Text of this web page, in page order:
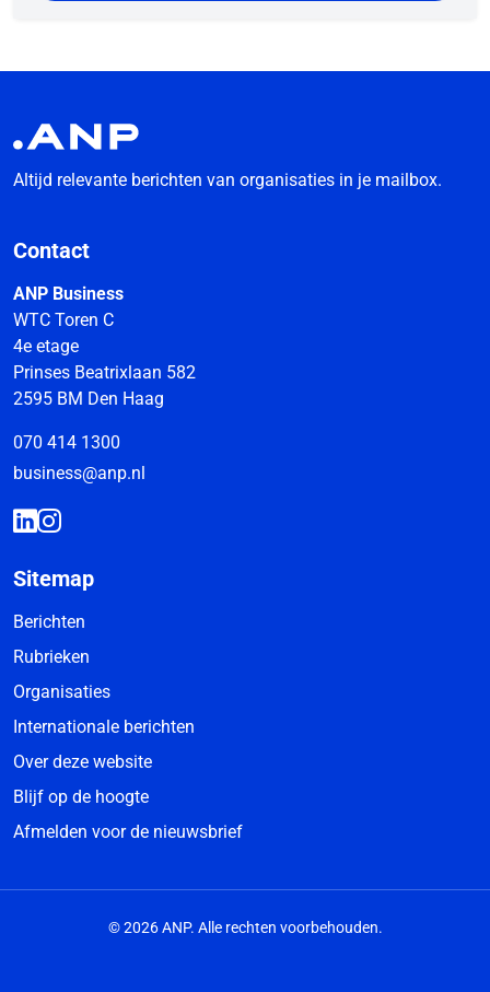
Altijd relevante berichten van organisaties in je mailbox.
Contact
ANP Business
WTC Toren C
4e etage
Prinses Beatrixlaan 582
2595 BM Den Haag
070 414 1300
business@anp.nl
Sitemap
Berichten
Rubrieken
Organisaties
Internationale berichten
Over deze website
Blijf op de hoogte
Afmelden voor de nieuwsbrief
© 2026 ANP. Alle rechten voorbehouden.